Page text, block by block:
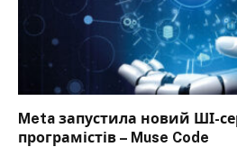
Meta запустила новий ШІ-
програмістів – Muse Code